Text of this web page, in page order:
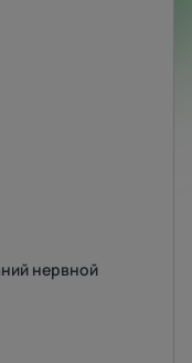
нервной